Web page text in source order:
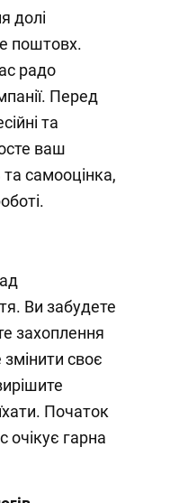
долі
поштовх.
радо
Перед
та
ваш
самооцінка,
Ви забудете
захоплення
своє
Початок
очікує гарна